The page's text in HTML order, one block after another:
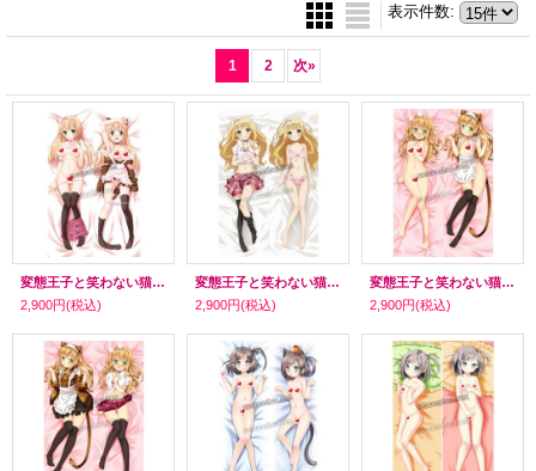
表示件数:
1 2 次»
変態王子と笑わない猫。 小豆梓風 05 ●等身大 抱き枕カバー
2,900円(税込)
変態王子と笑わない猫。 小豆梓風 04 ●等身大 抱き枕カバー
2,900円(税込)
変態王子と笑わない猫。 小豆梓風 03 ●等身大 抱き枕カバー
2,900円(税込)